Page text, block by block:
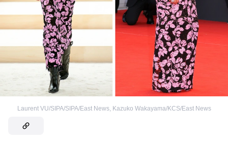
Laurent VU/SIPA/SIPA/East News, Kazuko Wakayama/KCS/East News